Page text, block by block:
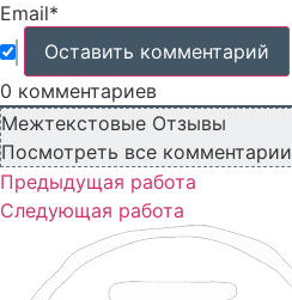
Email*
0 комментариев
Межтекстовые Отзывы
Посмотреть все комментарии
Предыдущая работа
Следующая работа